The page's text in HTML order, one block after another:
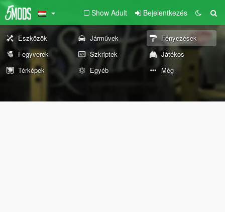
Show Adult Bejelentkezés
Eszközök Járművek
Fényezések
Fegyverek
Szkriptek
Játékos
Térképek
Egyéb Még